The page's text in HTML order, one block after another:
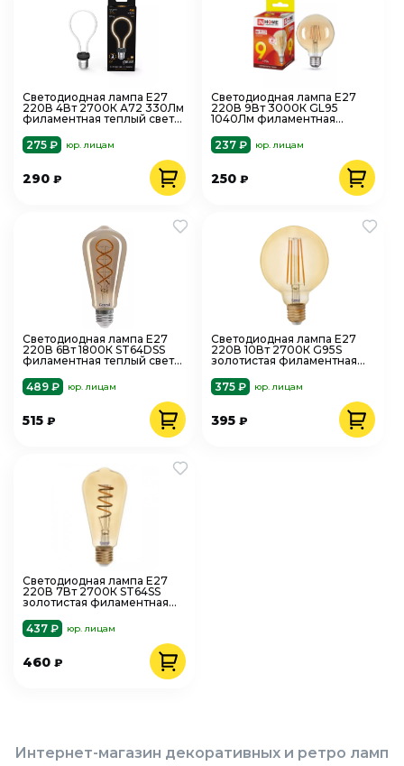
Светодиодная лампа Е27
220В 4Вт 2700К А72 330Лм
филаментная теплый свет
275 ₽
юр. лицам
290 ₽
Светодиодная лампа Е27
220В 9Вт 3000К GL95
1040Лм филаментная
4690612036465
237 ₽ юр. лицам
250₽
Светодиодная лампа Е27
220В 6Вт 1800К ST64DSS
филаментная теплый свет
489 ₽
юр. лицам
515 ₽
Светодиодная лампа Е27
220В 10Вт 2700К G95S
золотистая филаментная
375 ₽
юр. лицам
395₽
Светодиодная лампа Е27
220В 7Вт 2700К ST64SS
золотистая филаментная
437 ₽
юр. лицам
460 ₽
Интернет-магазин декоративных и ретро ламп